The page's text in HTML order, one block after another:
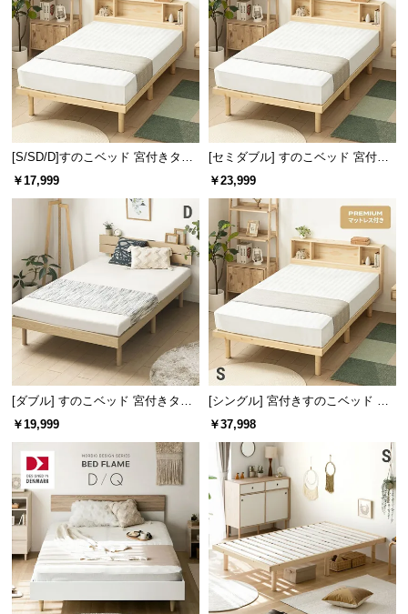
[S/SD/D]すのこベッド 宮付きタイ
プ
￥17,999
[セミダブル] すのこベッド 宮付き
タイプ
￥23,999
[ダブル] すのこベッド 宮付きタイ
プ 2口コンセント
￥19,999
[シングル] 宮付きすのこベッド プ
レミアムマットレス付き
￥37,998